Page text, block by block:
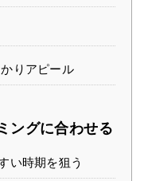
りアピール
ングに合わせる
い時期を狙う